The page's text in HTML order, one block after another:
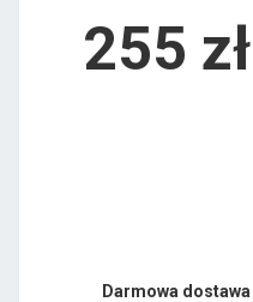
255 zł
Darmowa dostawa